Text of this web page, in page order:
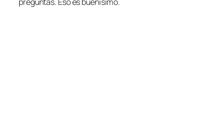
preguntas. Eso es buenísimo.